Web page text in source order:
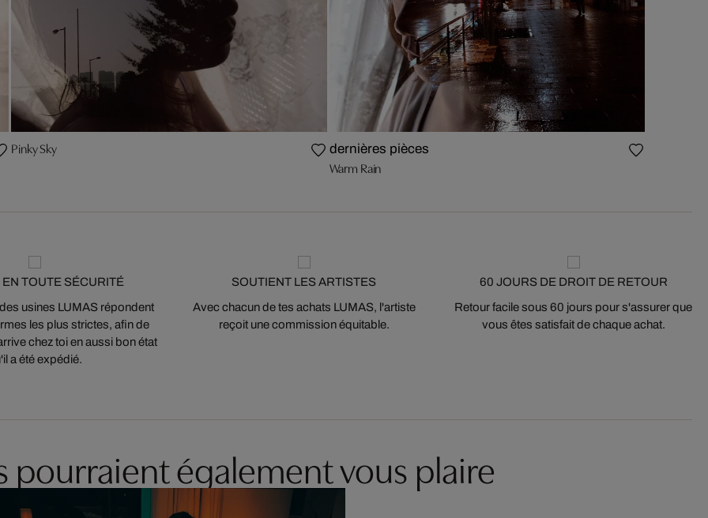
Pinky Sky dernières pièces
Warm Rain
TOUTE SÉCURITÉ
usines LUMAS répondent
les plus strictes, afin de
chez toi en aussi bon état
a été expédié.
SOUTIENT LES ARTISTES
Avec chacun de tes achats LUMAS, l'artiste
reçoit une commission équitable.
60 JOURS DE DROIT DE RETOUR
Retour facile sous 60 jours pour s'assurer que
vous êtes satisfait de chaque achat.
pourraient également vous plaire